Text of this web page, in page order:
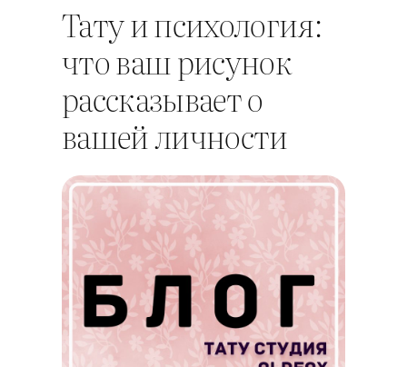
Тату и психология:
что ваш рисунок
рассказывает о
вашей личности